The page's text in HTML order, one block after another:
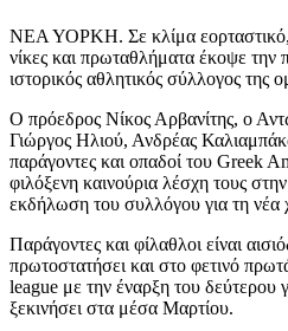
ΝΕΑ ΥΟΡΚΗ. Σε κλίμα εορταστικό,
νίκες και πρωταθλήματα έκοψε την
ιστορικός αθλητικός σύλλογος της
Ο πρόεδρος Νίκος Αρβανίτης, ο
Γιώργος Ηλιού, Ανδρέας
παράγοντες και οπαδοί του Greek
φιλόξενη καινούρια λέσχη τους
εκδήλωση του συλλόγου για τη νέα
Παράγοντες και φίλαθλοι είναι
πρωτοστατήσει και στο φετινό
league με την έναρξη του δεύτερου
ξεκινήσει στα μέσα Μαρτίου.